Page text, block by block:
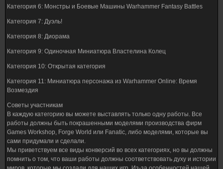
Категория 6: Монстры и Боевые Машины Warhammer Fantasy Battles
Категория 7: Дуэль!
Категория 8: Диорама
Категория 9: Одиночная Миниатюра Властелина Колец
Категория 10: Открытая категория
Категория 11: Миниатюра персонажа из Warhammer Online: Время
Возмездия
Советы участникам
В каждую категорию вы можете выставлять только одну работы. Все
работы должны быть покрашенными моделями производства фирм
Games Workshop, Forge World или Fanatic, либо моделями, которые вы
сами придумали и сделали.
Мы приветствуем все виды конверсий во всех категориях, но вы должны
помнить о том, что ваши работы должны соответствовать духу и истории